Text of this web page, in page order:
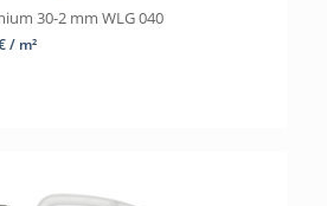
30-2 mm WLG 040
/ m²